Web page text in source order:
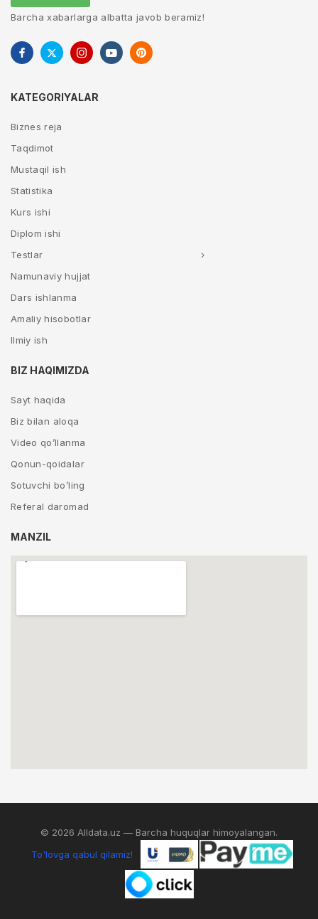
Barcha xabarlarga albatta javob beramiz!
KATEGORIYALAR
Biznes reja
Taqdimot
Mustaqil ish
Statistika
Kurs ishi
Diplom ishi
Testlar
Namunaviy hujjat
Dars ishlanma
Amaliy hisobotlar
Ilmiy ish
BIZ HAQIMIZDA
Sayt haqida
Biz bilan aloqa
Video qo’llanma
Qonun-qoidalar
Sotuvchi bo’ling
Referal daromad
MANZIL
© 2026 Alldata.uz — Barcha huquqlar himoyalangan.
To'lovga qabul qilamiz!